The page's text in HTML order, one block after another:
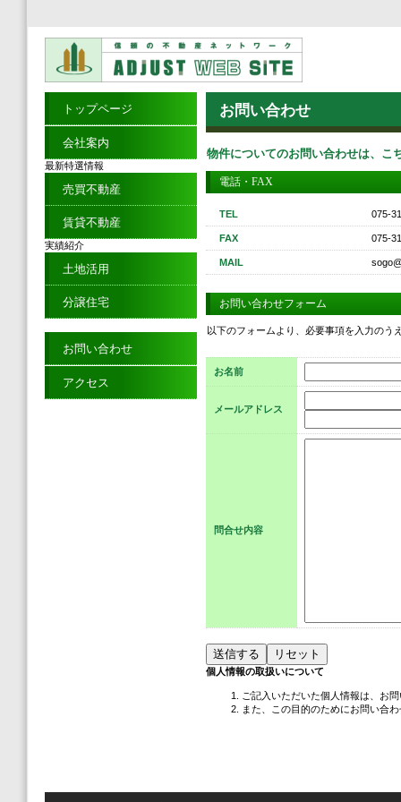
お問い合わせ
物件についてのお問い合わせは、こ
電話・FAX
TEL 075-
FAX 075-
MAIL
お問い合わせフォーム
以下のフォームより、必要事項を入力のう
お名前
メールアドレス
問合せ内容
個人情報の取扱いについて
ご記入いただいた個人情報は、お
また、この目的のためにお問い合
トップページ
会社案内
最新特選情報
売買不動産
賃貸不動産
実績紹介
土地活用
分譲住宅
お問い合わせ
アクセス